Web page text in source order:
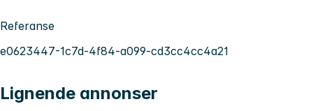
Referanse
e0623447-1c7d-4f84-a099-cd3cc4cc4a21
Lignende annonser